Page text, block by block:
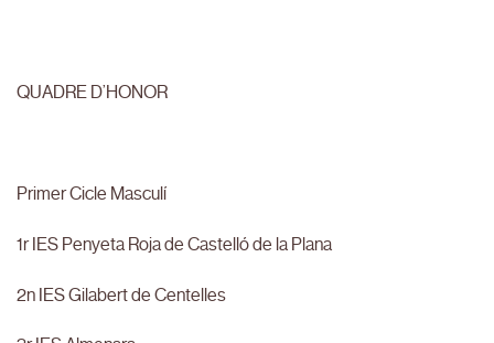
QUADRE D’HONOR
Primer Cicle Masculí
1r IES Penyeta Roja de Castelló de la Plana
2n IES Gilabert de Centelles